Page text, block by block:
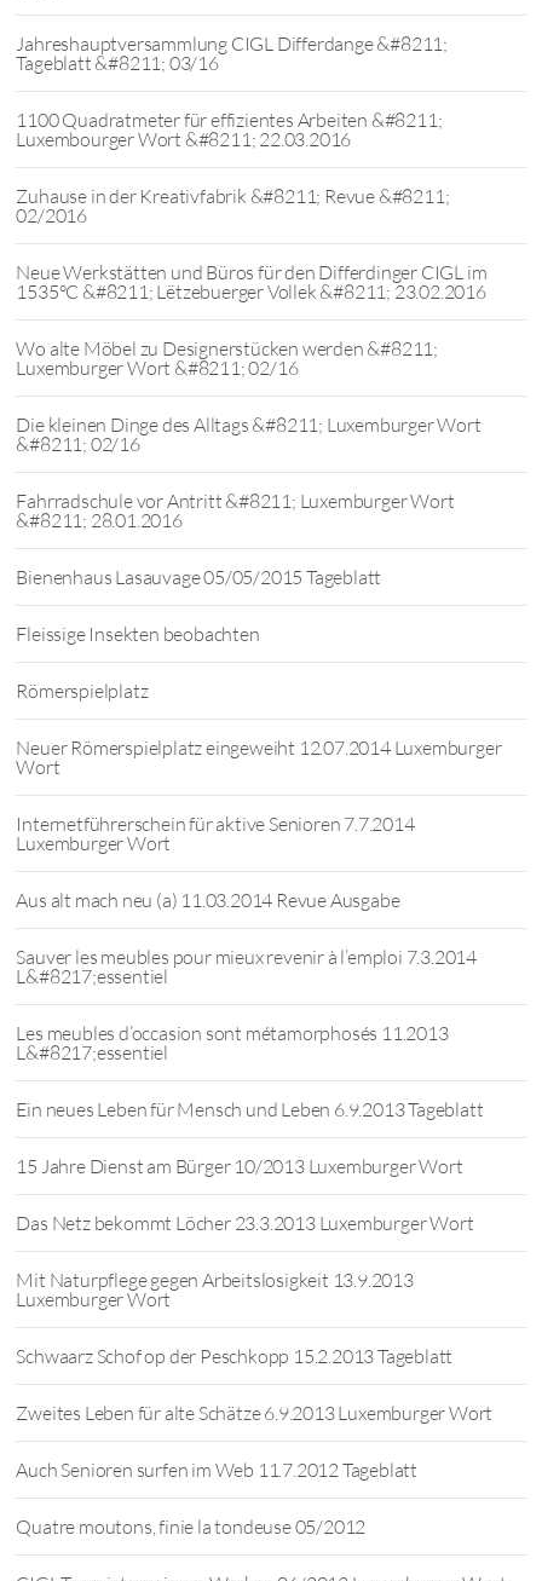
Jahreshauptversammlung CIGL Differdange &#8211;
Tageblatt &#8211; 03/16
1100 Quadratmeter für effizientes Arbeiten &#8211;
Luxembourger Wort &#8211; 22.03.2016
Zuhause in der Kreativfabrik &#8211; Revue &#8211;
02/2016
Neue Werkstätten und Büros für den Differdinger CIGL im
1535°C &#8211; Lëtzebuerger Vollek &#8211; 23.02.2016
Wo alte Möbel zu Designerstücken werden &#8211;
Luxemburger Wort &#8211; 02/16
Die kleinen Dinge des Alltags &#8211; Luxemburger Wort
&#8211; 02/16
Fahrradschule vor Antritt &#8211; Luxemburger Wort
&#8211; 28.01.2016
Bienenhaus Lasauvage 05/05/2015 Tageblatt
Fleissige Insekten beobachten
Römerspielplatz
Neuer Römerspielplatz eingeweiht 12.07.2014 Luxemburger
Wort
Internetführerschein für aktive Senioren 7.7.2014
Luxemburger Wort
Aus alt mach neu (a) 11.03.2014 Revue Ausgabe
Sauver les meubles pour mieux revenir à l’emploi 7.3.2014
L&#8217;essentiel
Les meubles d’occasion sont métamorphosés 11.2013
L&#8217;essentiel
Ein neues Leben für Mensch und Leben 6.9.2013 Tageblatt
15 Jahre Dienst am Bürger 10/2013 Luxemburger Wort
Das Netz bekommt Löcher 23.3.2013 Luxemburger Wort
Mit Naturpflege gegen Arbeitslosigkeit 13.9.2013
Luxemburger Wort
Schwaarz Schof op der Peschkopp 15.2.2013 Tageblatt
Zweites Leben für alte Schätze 6.9.2013 Luxemburger Wort
Auch Senioren surfen im Web 11.7.2012 Tageblatt
Quatre moutons, finie la tondeuse 05/2012